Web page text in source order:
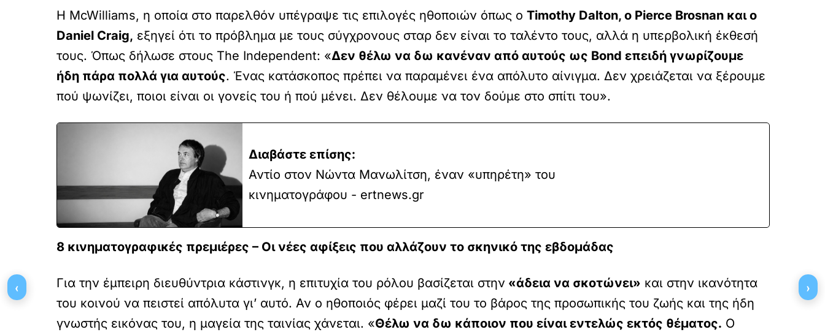
Η McWilliams, η οποία στο παρελθόν υπέγραψε τις επιλογές ηθοποιών όπως ο Timothy Dalton, ο Pierce Brosnan και ο
Daniel Craig, εξηγεί ότι το πρόβλημα με τους σύγχρονους σταρ δεν είναι το ταλέντο τους, αλλά η υπερβολική έκθεσή
τους. Όπως δήλωσε στους The Independent: «Δεν θέλω να δω κανέναν από αυτούς ως Bond επειδή γνωρίζουμε
ήδη πάρα πολλά για αυτούς. Ένας κατάσκοπος πρέπει να παραμένει ένα απόλυτο αίνιγμα. Δεν χρειάζεται να ξέρουμε
πού ψωνίζει, ποιοι είναι οι γονείς του ή πού μένει. Δεν θέλουμε να τον δούμε στο σπίτι του».
Διαβάστε επίσης:
Αντίο στον Νώντα Μανωλίτση, έναν «υπηρέτη» του
κινηματογράφου - ertnews.gr
8 κινηματογραφικές πρεμιέρες – Οι νέες αφίξεις που αλλάζουν το σκηνικό της εβδομάδας
Για την έμπειρη διευθύντρια κάστινγκ, η επιτυχία του ρόλου βασίζεται στην «άδεια να σκοτώνει» και στην ικανότητα
του κοινού να πειστεί απόλυτα γι’ αυτό. Αν ο ηθοποιός φέρει μαζί του το βάρος της προσωπικής του ζωής και της ήδη
γνωστής εικόνας του, η μαγεία της ταινίας χάνεται. «Θέλω να δω κάποιον που είναι εντελώς εκτός θέματος. Ο
‹ ›